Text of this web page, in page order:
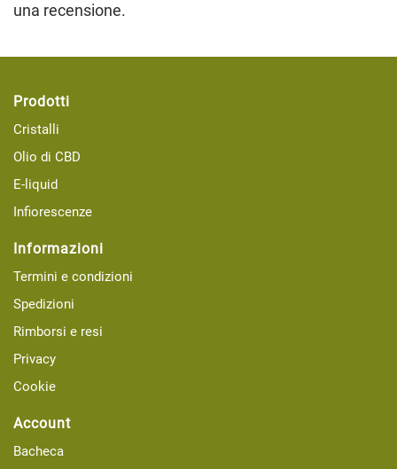
una recensione.
Prodotti
Cristalli
Olio di CBD
E-liquid
Infiorescenze
Informazioni
Termini e condizioni
Spedizioni
Rimborsi e resi
Privacy
Cookie
Account
Bacheca